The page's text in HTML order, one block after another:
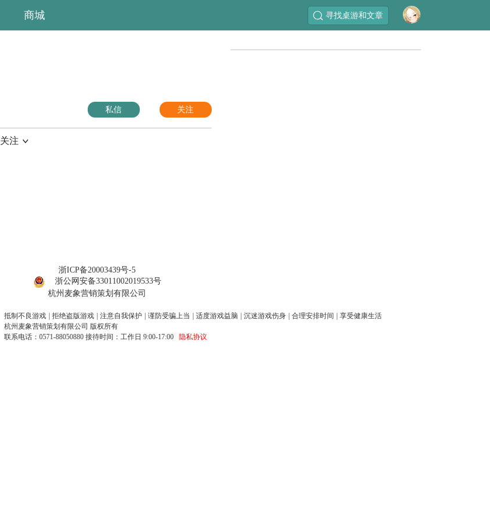
商城 寻找桌游和文章
私信 关注
关注
浙ICP备20003439号-5
浙公网安备33011002019533号
杭州麦象营销策划有限公司
抵制不良游戏 拒绝盗版游戏 注意自我保护 谨防受骗上当 适度游戏益脑 沉迷游戏伤身 合理安排时间
享受健康生活
杭州麦象营销策划有限公司 版权所有
联系电话：0571-88050880 接待时间：工作日 9:00-17:00
隐私协议